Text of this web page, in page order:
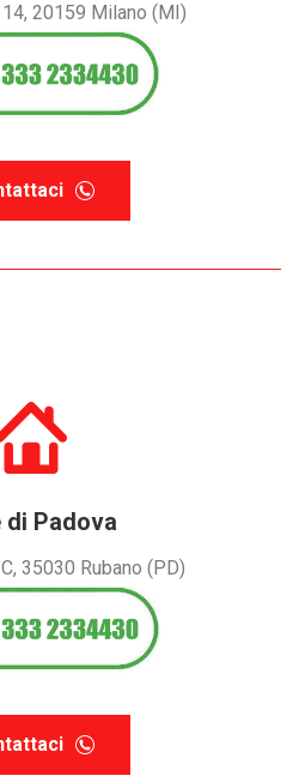
20159 Milano (MI)
di Padova
35030 Rubano (PD)